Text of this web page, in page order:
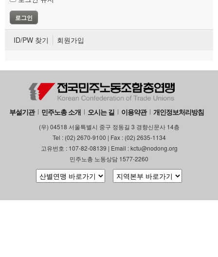
ID/PW 찾기 회원가입
부설기관 민주노총 소개 오시는 길 이용약관 개인정보처리방침
(우) 04518 서울특별시 중구 정동길 3 경향신문사 14층
Tel : (02) 2670-9100 | Fax : (02) 2635-1134
고유번호 : 107-82-08139 | Email : kctu@nodong.org
민주노총 노동상담 1577-2260